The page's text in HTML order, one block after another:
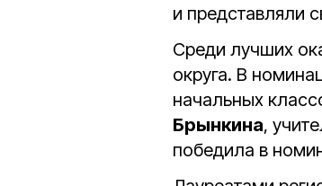
и представляли
Среди лучших
округа. В
начальных
Брынкина,
победила в